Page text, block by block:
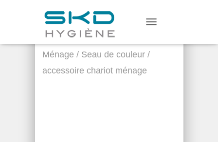
Home/Matériel de
Nettoyage /Chariot de
Ménage / Seau de couleur /
accessoire chariot ménage